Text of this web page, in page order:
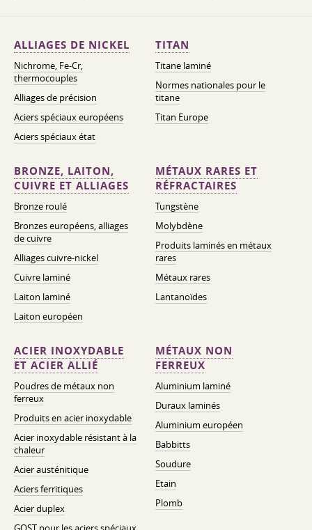
ALLIAGES DE NICKEL
Nichrome, Fe-Cr,
thermocouples
Alliages de précision
Aciers spéciaux européens
Aciers spéciaux état
TITAN
Titane laminé
Normes nationales pour le
titane
Titan Europe
BRONZE, LAITON,
CUIVRE ET ALLIAGES
Bronze roulé
Bronzes européens, alliages
de cuivre
Alliages cuivre-nickel
Cuivre laminé
Laiton laminé
Laiton européen
MÉTAUX RARES ET
RÉFRACTAIRES
Tungstène
Molybdène
Produits laminés en métaux
rares
Métaux rares
Lantanoïdes
ACIER INOXYDABLE
ET ACIER ALLIÉ
Poudres de métaux non
ferreux
Produits en acier inoxydable
Acier inoxydable résistant à la
chaleur
Acier austénitique
Aciers ferritiques
Acier duplex
MÉTAUX NON
FERREUX
Aluminium laminé
Duraux laminés
Aluminium européen
Babbitts
Soudure
Etain
Plomb